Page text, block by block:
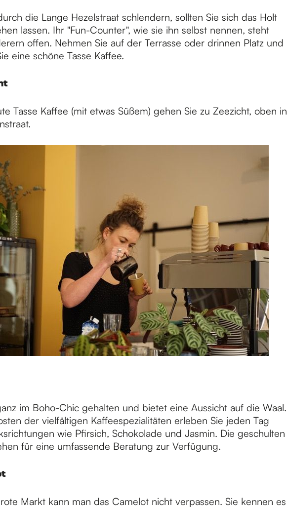
die Lange Hezelstraat schlendern, sollten Sie sich das Holt
lassen. Ihr "Fun-Counter", wie sie ihn selbst nennen, steht
offen. Nehmen Sie auf der Terrasse oder drinnen Platz und
eine schöne Tasse Kaffee.
Tasse Kaffee (mit etwas Süßem) gehen Sie zu Zeezicht, oben in
im Boho-Chic gehalten und bietet eine Aussicht auf die Waal.
der vielfältigen Kaffeespezialitäten erleben Sie jeden Tag
wie Pfirsich, Schokolade und Jasmin. Die geschulten
für eine umfassende Beratung zur Verfügung.
Markt kann man das Camelot nicht verpassen. Sie kennen es